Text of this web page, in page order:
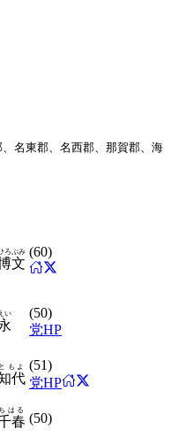
名東郡、名西郡、那賀郡、海
文
ろぶみ (60)
い (50)
党HP
代
ともよ (51)
党HP
春
ちはる
(50)